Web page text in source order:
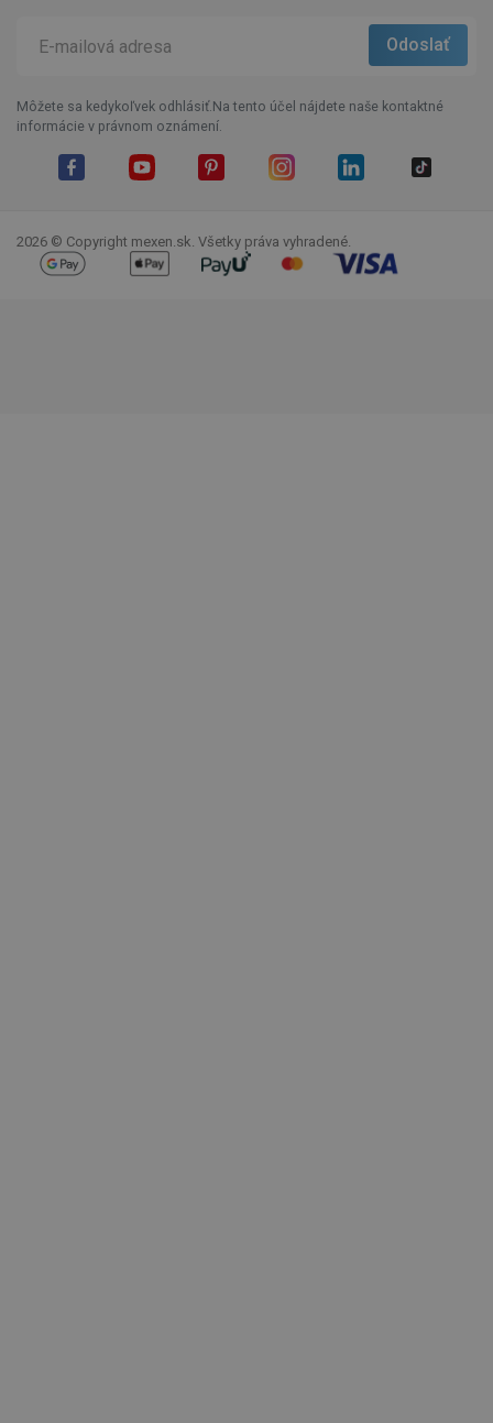
Môžete sa kedykoľvek odhlásiť.Na tento účel nájdete naše kontaktné
informácie v právnom oznámení.
2026 © Copyright mexen.sk. Všetky práva vyhradené.